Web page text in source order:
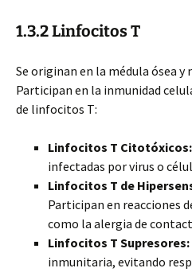
1.3.2 Linfocitos T
Se originan en la médula ósea y
Participan en la inmunidad
de linfocitos T:
Linfocitos T Citotóxicos:
infectadas por virus o
Linfocitos T de
Participan en reacciones
como la alergia de
Linfocitos T Supresores:
inmunitaria, evitando